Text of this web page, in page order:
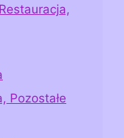
Pozostałe